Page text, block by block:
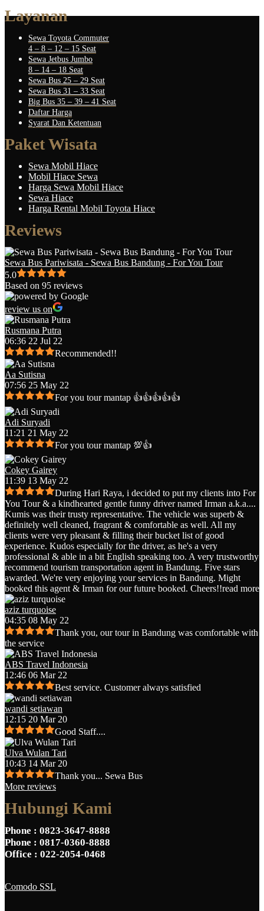
Layanan
Sewa Toyota Commuter
4 – 8 – 12 – 15 Seat
Sewa Jetbus Jumbo
8 – 14 – 18 Seat
Sewa Bus 25 – 29 Seat
Sewa Bus 31 – 33 Seat
Big Bus 35 – 39 – 41 Seat
Daftar Harga
Syarat Dan Ketentuan
Paket Wisata
Sewa Mobil Hiace
Mobil Hiace Sewa
Harga Sewa Mobil Hiace
Sewa Hiace
Harga Rental Mobil Toyota Hiace
Reviews
Sewa Bus Pariwisata - Sewa Bus Bandung - For You Tour
5.0
Based on 95 reviews
review us on
Rusmana Putra
06:36 22 Jul 22
Recommended!!
Aa Sutisna
07:56 25 May 22
For you tour mantap 👍👍👍👍👍
Adi Suryadi
11:21 21 May 22
For you tour mantap 💯👍
Cokey Gairey
11:39 13 May 22
During Hari Raya, i decided to put my clients into For
You Tour & a kindhearted gentle funny driver named Irman a.k.a....
Kumis was their trusty representative. The vehicle was superb &
definitely well cleaned, fragrant & comfortable as well. All my
clients were very pleasant & filling their bucket list of good
experience. Kudos especially for the driver, as he's a very
professional & able in a bit English speaking too. A very trustworthy
recommend tourism transportation agent in Bandung. Five stars
awarded. We're very enjoying your services in Bandung. Might
booked this agent & Irman for our future booked. Cheers!!read more
aziz turquoise
04:35 08 May 22
Thank you, our tour in Bandung was comfortable with
the service
ABS Travel Indonesia
12:46 06 Mar 22
Best service. Customer always satisfied
wandi setiawan
12:15 20 Mar 20
Good Staff....
Ulva Wulan Tari
10:43 14 Mar 20
Thank you... Sewa Bus
More reviews
Hubungi Kami
Phone : 0823-3647-8888
Phone : 0817-0360-8888
Office : 022-2054-0468
Comodo SSL